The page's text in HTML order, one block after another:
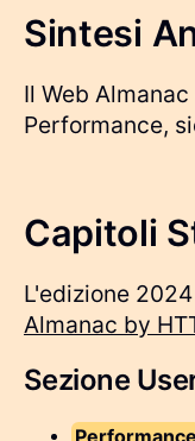
Sintesi
Il Web
Performance,
Capitoli
L'edizione
Almanac by
Sezione
Performance